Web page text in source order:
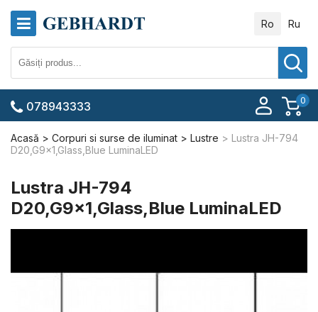
Ro Ru
0
078943333
Acasă Corpuri si surse de iluminat Lustre
Lustra JH-794
D20,G9x1,Glass,Blue LuminaLED
Lustra JH-794
D20,G9x1,Glass,Blue LuminaLED